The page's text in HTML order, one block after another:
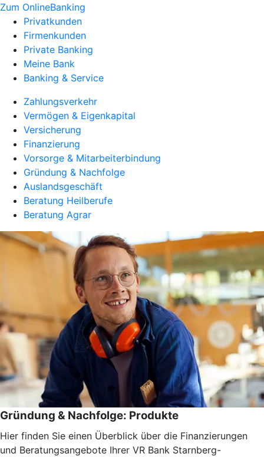
Zum OnlineBanking
Privatkunden
Firmenkunden
Private Banking
Meine Bank
Banking & Service
Zahlungsverkehr
Vermögen & Eigenkapital
Versicherung
Finanzierung
Vorsorge & Mitarbeiterbindung
Gründung & Nachfolge
Auslandsgeschäft
Beratung Heilberufe
Beratung Agrar
Gründung & Nachfolge: Produkte
Hier finden Sie einen Überblick über die Finanzierungen
und Beratungsangebote Ihrer VR Bank Starnberg-